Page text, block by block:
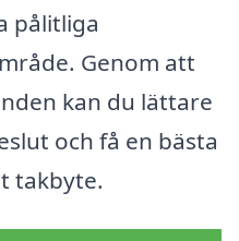
pålitliga
Genom att
kan du lättare
och få en bästa
takbyte.